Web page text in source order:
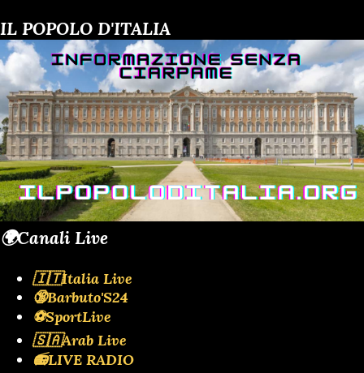
IL POPOLO D'ITALIA
🌍Canali Live
🇮🇹Italia Live
🔞Barbuto'S24
⚽SportLive
🇸🇦Arab Live
📻LIVE RADIO